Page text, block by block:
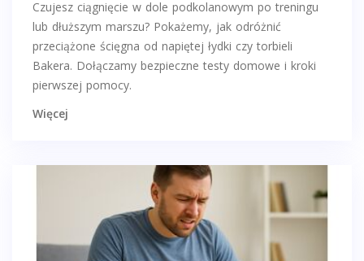
Czujesz ciągnięcie w dole podkolanowym po treningu
lub dłuższym marszu? Pokażemy, jak odróżnić
przeciążone ścięgna od napiętej łydki czy torbieli
Bakera. Dołączamy bezpieczne testy domowe i kroki
pierwszej pomocy.
Więcej